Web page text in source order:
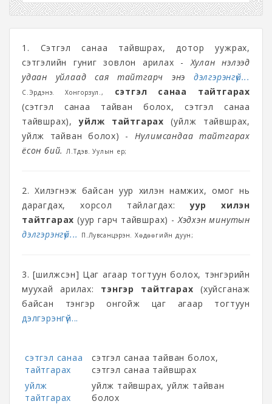
1. Сэтгэл санаа тайвшрах, дотор уужрах,
сэтгэлийн гуниг зовлон арилах -Хулан нэлээд
удаан уйлаад сая тайтгарч энэ дэлгэрэнгүй...
С.Эрдэнэ. Хонгорзул.,
сэтгэл санаа тайтгарах
(сэтгэл санаа тайван болох, сэтгэл санаа
тайвшрах),уйлж тайтгарах (уйлж тайвшрах,
уйлж тайван болох) - Нулимсандаа тайтгарах
ёсон бий. Л.Түдэв. Уулын үер;
2. Хилэгнэж байсан уур хилэн намжих, омог нь
дарагдах, хорсол тайлагдах:уур хилэн
тайтгарах (уур гарч тайвшрах) -Хэдхэн минутын
дэлгэрэнгүй...
П.Лувсанцэрэн. Хөдөөгийн дуун;
3. [шилжсэн] Цаг агаар тогтуун болох, тэнгэрийн
муухай арилах: тэнгэр тайтгарах (хуйсганаж
байсан тэнгэр онгойж цаг агаар тогтуун
дэлгэрэнгүй...
сэтгэл санаа
тайтгарах
сэтгэл санаа тайван болох,
сэтгэл санаа тайвшрах
уйлж
тайтгарах
уйлж тайвшрах, уйлж тайван
болох